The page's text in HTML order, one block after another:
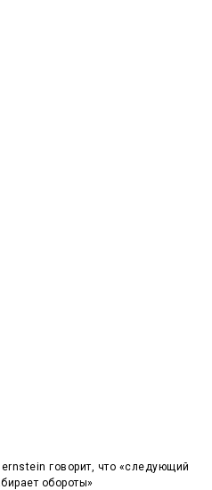
говорит, что «следующий
обороты»